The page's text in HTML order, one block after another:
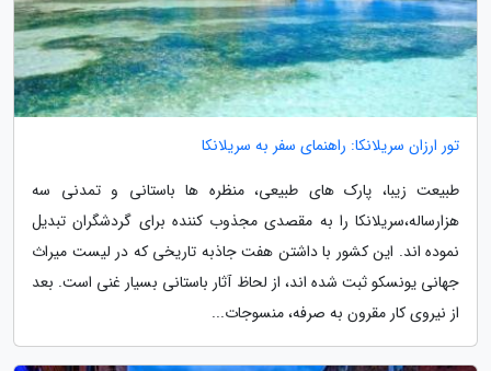
تور ارزان سریلانکا: راهنمای سفر به سریلانکا
طبیعت زیبا، پارک های طبیعی، منظره ها باستانی و تمدنی سه
هزارساله،سریلانکا را به مقصدی مجذوب کننده برای گردشگران تبدیل
نموده اند. این کشور با داشتن هفت جاذبه تاریخی که در لیست میراث
جهانی یونسکو ثبت شده اند، از لحاظ آثار باستانی بسیار غنی است. بعد
از نیروی کار مقرون به صرفه، منسوجات...